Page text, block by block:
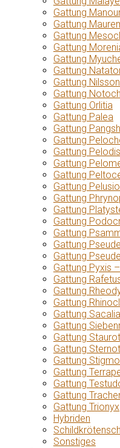
Gattung
Gattung
Gattung
Gattung
Gattung
Gattung
Gattung
Gattung
Gattung Orlitia
Gattung Palea
Gattung
Gattung
Gattung
Gattung
Gattung
Gattung
Gattung
Gattung
Gattung
Gattung
Gattung
Gattung
Gattung Pyxis
Gattung
Gattung
Gattung
Gattung
Gattung
Gattung
Gattung
Gattung
Gattung
Gattung
Gattung
Gattung Trionyx
Hybriden
Sonstiges